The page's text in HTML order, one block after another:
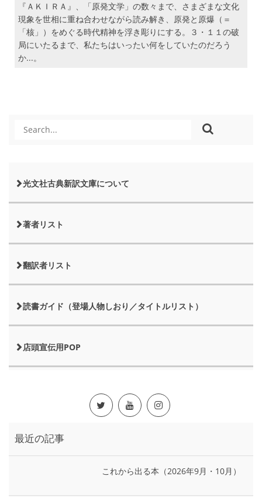
『ＡＫＩＲＡ』、「原発文学」の数々まで、さまざまな文化
現象を世相に重ね合わせながら読み解き、原発と原爆（＝
「核」）をめぐる時代精神を浮き彫りにする。３・１１の破
局にいたるまで、私たちはいったい何をしていたのだろう
か...。
光文社古典新訳文庫について
著者リスト
翻訳者リスト
読書ガイド（登場人物しおり／タイトルリスト）
店頭宣伝用POP
最近の記事
これから出る本（2026年9月・10月）